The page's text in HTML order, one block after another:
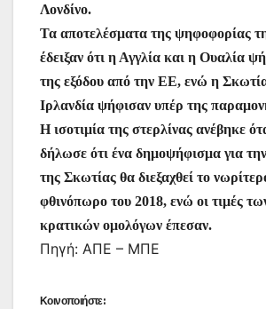
Λονδίνο.
Τα αποτελέσματα της ψηφοφορίας
έδειξαν ότι η Αγγλία και η Ουαλία
της εξόδου από την ΕΕ, ενώ η
Ιρλανδία ψήφισαν υπέρ της
Η ισοτιμία της στερλίνας ανέβηκε
δήλωσε ότι ένα δημοψήφισμα για
της Σκωτίας θα διεξαχθεί το
φθινόπωρο του 2018, ενώ οι τιμές
κρατικών ομολόγων έπεσαν.
Πηγή: ΑΠΕ – ΜΠΕ
Κοινοποιήστε: